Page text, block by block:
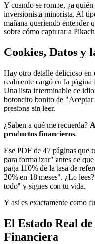
Y cuando se rompe, ¿a
inversionista minorista. Al
mañana queriendo entender
sobre cómo capturar a
Cookies, Datos y
Hay otro detalle delicioso en
realmente cargó en la página
Una lista interminable de
botoncito bonito de "Aceptar
presiona sin leer.
¿Saben a qué me recuerda?
productos financieros.
Ese PDF de 47 páginas que
para formalizar" antes de
paga 110% de la tasa de
20% en 18 meses". ¿Lo
todo" y sigues con tu vida.
Y así es exactamente como
El Estado Real
Financiera